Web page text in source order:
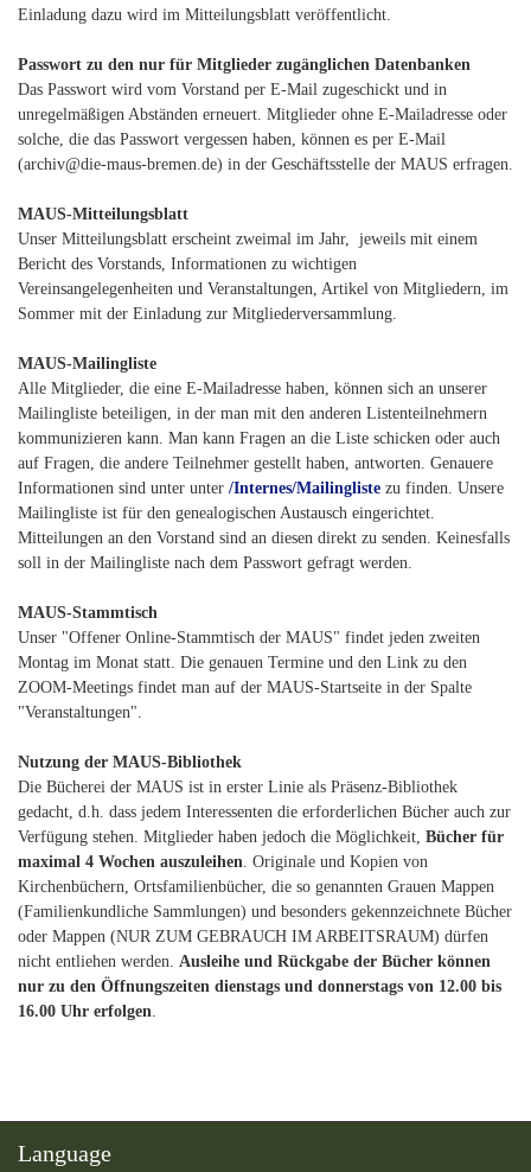
Einladung dazu wird im Mitteilungsblatt veröffentlicht.
Passwort zu den nur für Mitglieder zugänglichen Datenbanken
Das Passwort wird vom Vorstand per E-Mail zugeschickt und in
unregelmäßigen Abständen erneuert. Mitglieder ohne E-Mailadresse oder
solche, die das Passwort vergessen haben, können es per E-Mail
(archiv@die-maus-bremen.de) in der Geschäftsstelle der MAUS erfragen.
MAUS-Mitteilungsblatt
Unser Mitteilungsblatt erscheint zweimal im Jahr, jeweils mit einem
Bericht des Vorstands, Informationen zu wichtigen
Vereinsangelegenheiten und Veranstaltungen, Artikel von Mitgliedern, im
Sommer mit der Einladung zur Mitgliederversammlung.
MAUS-Mailingliste
Alle Mitglieder, die eine E-Mailadresse haben, können sich an unserer
Mailingliste beteiligen, in der man mit den anderen Listenteilnehmern
kommunizieren kann. Man kann Fragen an die Liste schicken oder auch
auf Fragen, die andere Teilnehmer gestellt haben, antworten. Genauere
Informationen sind unter unter /Internes/Mailingliste zu finden. Unsere
Mailingliste ist für den genealogischen Austausch eingerichtet.
Mitteilungen an den Vorstand sind an diesen direkt zu senden. Keinesfalls
soll in der Mailingliste nach dem Passwort gefragt werden.
MAUS-Stammtisch
Unser "Offener Online-Stammtisch der MAUS" findet jeden zweiten
Montag im Monat statt. Die genauen Termine und den Link zu den
ZOOM-Meetings findet man auf der MAUS-Startseite in der Spalte
"Veranstaltungen".
Nutzung der MAUS-Bibliothek
Die Bücherei der MAUS ist in erster Linie als Präsenz-Bibliothek
gedacht, d.h. dass jedem Interessenten die erforderlichen Bücher auch zur
Verfügung stehen. Mitglieder haben jedoch die Möglichkeit, Bücher für
maximal 4 Wochen auszuleihen. Originale und Kopien von
Kirchenbüchern, Ortsfamilienbücher, die so genannten Grauen Mappen
(Familienkundliche Sammlungen) und besonders gekennzeichnete Bücher
oder Mappen (NUR ZUM GEBRAUCH IM ARBEITSRAUM) dürfen
nicht entliehen werden. Ausleihe und Rückgabe der Bücher können
nur zu den Öffnungszeiten dienstags und donnerstags von 12.00 bis
16.00 Uhr erfolgen.
Language